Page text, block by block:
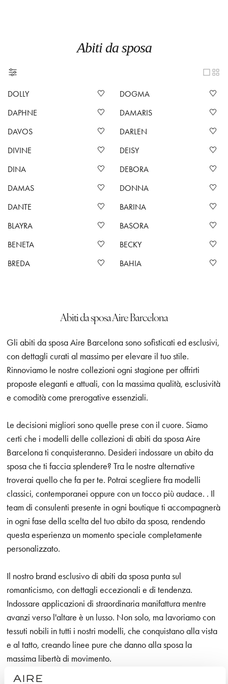
Abiti da sposa
DOLLY
DOGMA
DAPHNE
DAMARIS
DAVOS
DARLEN
DIVINE
DEISY
DINA
DEBORA
DAMAS
DONNA
DANTE
BARINA
BLAYRA
BASORA
BENETA
BECKY
BREDA
BAHIA
Abiti da sposa Aire Barcelona
Gli abiti da sposa Aire Barcelona sono sofisticati ed esclusivi,
con dettagli curati al massimo per elevare il tuo stile.
Rinnoviamo le nostre collezioni ogni stagione per offrirti
proposte eleganti e attuali, con la massima qualità, esclusività
e comodità come prerogative essenziali.
Le decisioni migliori sono quelle prese con il cuore. Siamo
certi che i modelli delle collezioni di abiti da sposa Aire
Barcelona ti conquisteranno. Desideri indossare un abito da
sposa che ti faccia splendere? Tra le nostre alternative
troverai quello che fa per te. Potrai scegliere fra modelli
classici, contemporanei oppure con un tocco più audace. . Il
team di consulenti presente in ogni boutique ti accompagnerà
in ogni fase della scelta del tuo abito da sposa, rendendo
questa esperienza un momento speciale completamente
personalizzato.
Il nostro brand esclusivo di abiti da sposa punta sul
romanticismo, con dettagli eccezionali e di tendenza.
Indossare applicazioni di straordinaria manifattura mentre
avanzi verso l'altare è un lusso. Non solo, ma lavoriamo con
tessuti nobili in tutti i nostri modelli, che conquistano alla vista
e al tatto, creando linee pure che danno alla sposa la
massima libertà di movimento.